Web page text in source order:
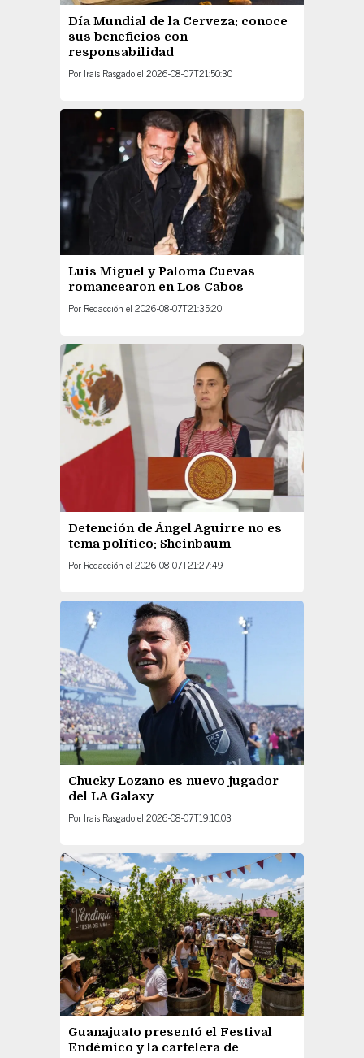
Día Mundial de la Cerveza: conoce
sus beneficios con
responsabilidad
Por Irais Rasgadoel 2026-08-07T21:50:30
Luis Miguel y Paloma Cuevas
romancearon en Los Cabos
Por Redacción el 2026-08-07T21:35:20
Detención de Ángel Aguirre no es
tema político: Sheinbaum
Por Redacción el 2026-08-07T21:27:49
Chucky Lozano es nuevo jugador
del LA Galaxy
Por Irais Rasgadoel 2026-08-07T19:10:03
Guanajuato presentó el Festival
Endémico y la cartelera de